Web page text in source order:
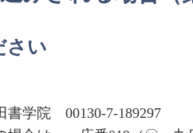
さい
書学院 00130-7-189297